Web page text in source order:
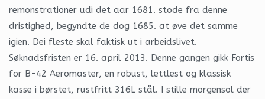
remonstrationer udi det aar 1681. stode fra denne
dristighed, begyndte de dog 1685. at øve det samme
igien. Dei fleste skal faktisk ut i arbeidslivet.
Søknadsfristen er 16. april 2013. Denne gangen gikk Fortis
for B-42 Aeromaster, en robust, lettlest og klassisk
kasse i børstet, rustfritt 316L stål. I stille morgensol der